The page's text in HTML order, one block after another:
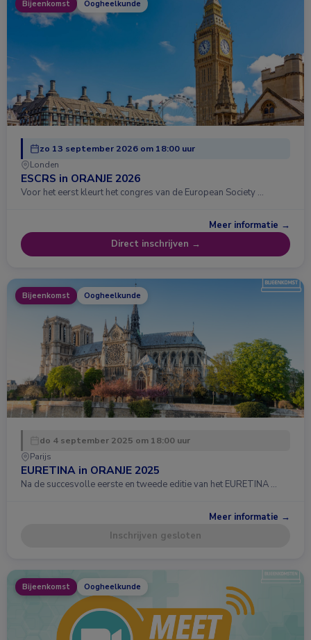
Bijeenkomst Oogheelkunde
zo 13 september 2026 om 18:00 uur
Londen
ESCRS in ORANJE 2026
Voor het eerst kleurt het congres van de European Society …
Meer informatie →
Direct inschrijven →
Bijeenkomst Oogheelkunde
do 4 september 2025 om 18:00 uur
Parijs
EURETINA in ORANJE 2025
Na de succesvolle eerste en tweede editie van het EURETINA …
Meer informatie →
Inschrijven gesloten
Bijeenkomst Oogheelkunde